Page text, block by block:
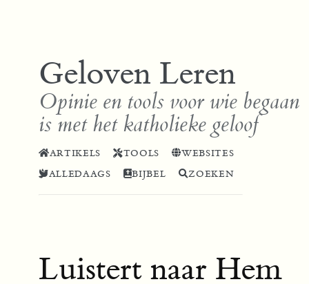
Geloven Leren
Opinie en tools voor wie begaan
is met het katholieke geloof
ARTIKELS TOOLS
WEBSITES
ALLEDAAGS
BIJBEL ZOEKEN
Luistert naar Hem